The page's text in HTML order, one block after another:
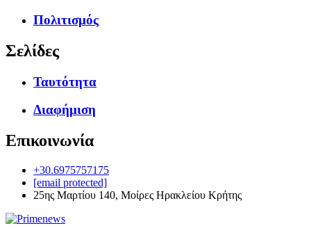
Πολιτισμός
Σελίδες
Ταυτότητα
Διαφήμιση
Επικοινωνία
+30.6975757175
[email protected]
25ης Μαρτίου 140, Μοίρες Ηρακλείου Κρήτης